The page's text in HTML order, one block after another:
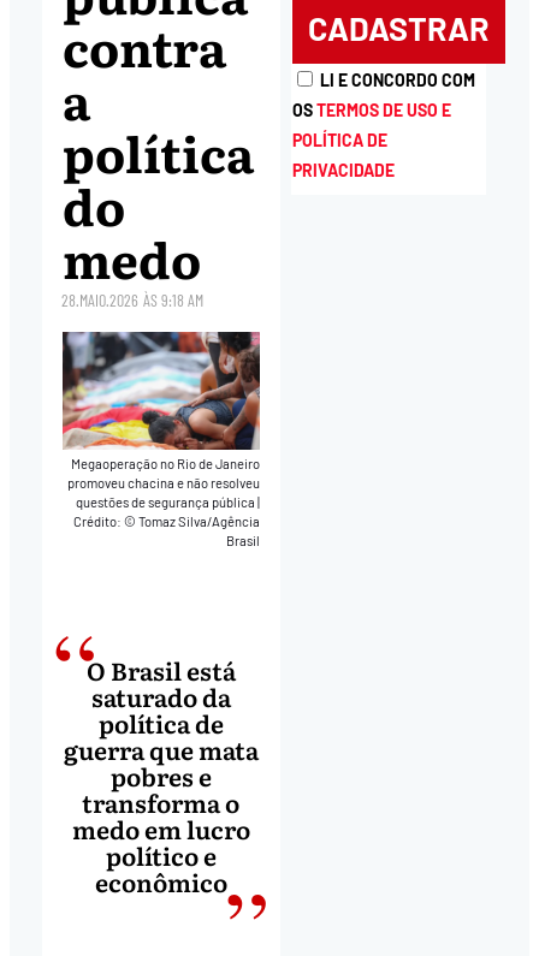
contra
a
política
do
medo
28.MAIO.2026 ÀS9:18 AM
Megaoperação no Rio de Janeiro
promoveu chacina e não resolveu
questões de segurança pública |
Crédito: © Tomaz Silva/Agência
Brasil
O Brasil está
saturado da
política de
guerra que mata
pobres e
transforma o
medo em lucro
político e
econômico
LI E CONCORDO COM
OSTERMOS DE USO E
POLÍTICA DE
PRIVACIDADE